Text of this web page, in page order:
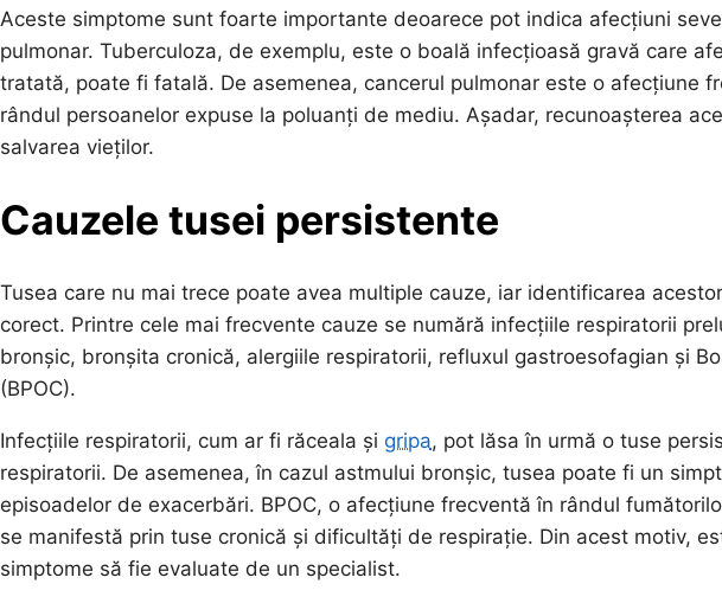
Aceste simptome sunt foarte importante deoarece pot indica afecțiuni
pulmonar. Tuberculoza, de exemplu, este o boală infecțioasă gravă care
tratată, poate fi fatală. De asemenea, cancerul pulmonar este o afecțiune
rândul persoanelor expuse la poluanți de mediu. Așadar, recunoașterea
salvarea vieților.
Cauzele tusei persistente
Tusea care nu mai trece poate avea multiple cauze, iar identificarea
corect. Printre cele mai frecvente cauze se numără infecțiile respiratorii
bronșic, bronșita cronică, alergiile respiratorii, refluxul gastroesofagian și
(BPOC).
Infecțiile respiratorii, cum ar fi răceala și gripa, pot lăsa în urmă o tuse
respiratorii. De asemenea, în cazul astmului bronșic, tusea poate fi un
episoadelor de exacerbări. BPOC, o afecțiune frecventă în rândul
se manifestă prin tuse cronică și dificultăți de respirație. Din acest motiv,
simptome să fie evaluate de un specialist.